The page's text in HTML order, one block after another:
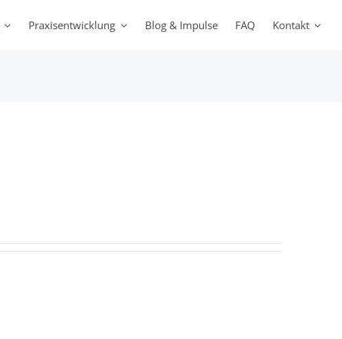
Praxisentwicklung Blog & Impulse FAQ Kontakt